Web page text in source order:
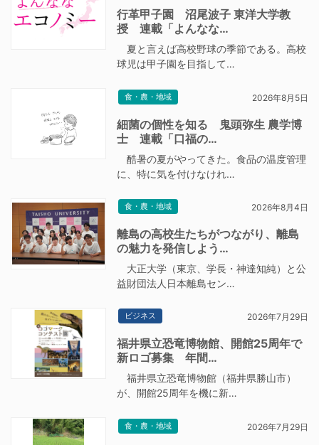
行革甲子園 沼尾波子 東洋大学教
授 連載「よんなな…
夏と言えば高校野球の季節である。高校
球児は甲子園を目指して…
食・農・地域 2026年8月5日
細菌の個性を知る 鬼頭弥生 農学博
士 連載「口福の…
酷暑の夏がやってきた。食品の温度管理
に、特に気を付けなけれ…
食・農・地域 2026年8月4日
離島の高校生たちがつながり、離島
の魅力を発信しよう…
大正大学（東京、学長・神達知純）と公
益財団法人日本離島セン…
ビジネス 2026年7月29日
福井県立恐竜博物館、開館25周年で
新ロゴ募集 年間…
福井県立恐竜博物館（福井県勝山市）
が、開館25周年を機に新…
食・農・地域 2026年7月29日